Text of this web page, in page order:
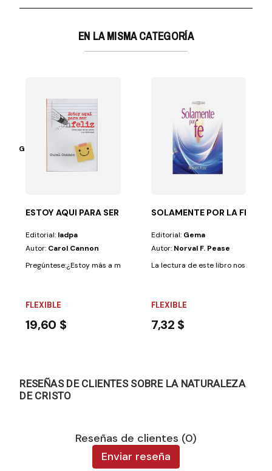
EN LA MISMA CATEGORÍA
LEYES DOMINICALES
G. White Por D.E. Robin
este libro? Porque la Iglesia Adventista ha sido...
ESTOY AQUI PARA SER FELIZ
Editorial: Iadpa
Autor: Carol Cannon
Pregúntese:¿Estoy más a menudo de mal humor que de buen
FLEXIBLE
19,60 $
SOLAMENTE POR LA FE
Editorial: Gema
Autor: Norval F. Pease
La lectura de este libro nos
FLEXIBLE
7,32 $
RESEÑAS DE CLIENTES SOBRE LA NATURALEZA
DE CRISTO
Reseñas de clientes (0)
Enviar reseña